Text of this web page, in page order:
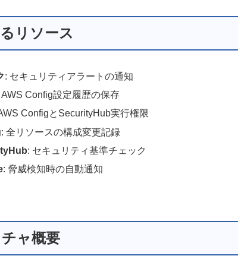
リソース
: セキュリティアラートの通知
AWS Config設定履歴の保存
ConfigとSecurityHub実行権限
: 全リソースの構成変更記録
: セキュリティ基準チェック
: 脅威検知時の自動通知
ャ概要